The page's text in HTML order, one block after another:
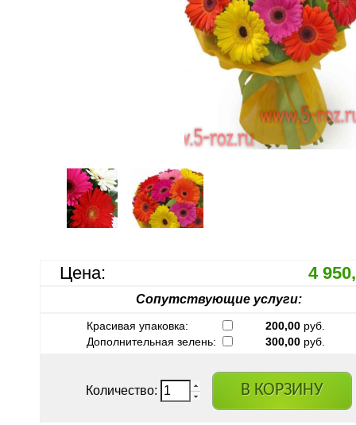
Цена: 4
Сопутствующие услуги:
Красивая упаковка: 200,00 руб.
Дополнительная зелень:
300,00 руб.
Количество: В КОРЗИНУ